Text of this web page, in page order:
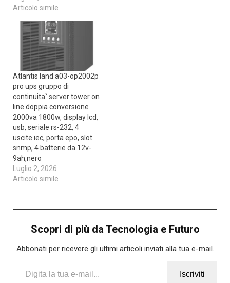
Articolo simile
Atlantis land a03-op2002p
pro ups gruppo di
continuita` server tower on
line doppia conversione
2000va 1800w, display lcd,
usb, seriale rs-232, 4
uscite iec, porta epo, slot
snmp, 4 batterie da 12v-
9ah,nero
Luglio 2, 2026
Articolo simile
Scopri di più da Tecnologia e Futuro
Abbonati per ricevere gli ultimi articoli inviati alla tua e-mail.
Digita la tua e-mail...
Iscriviti